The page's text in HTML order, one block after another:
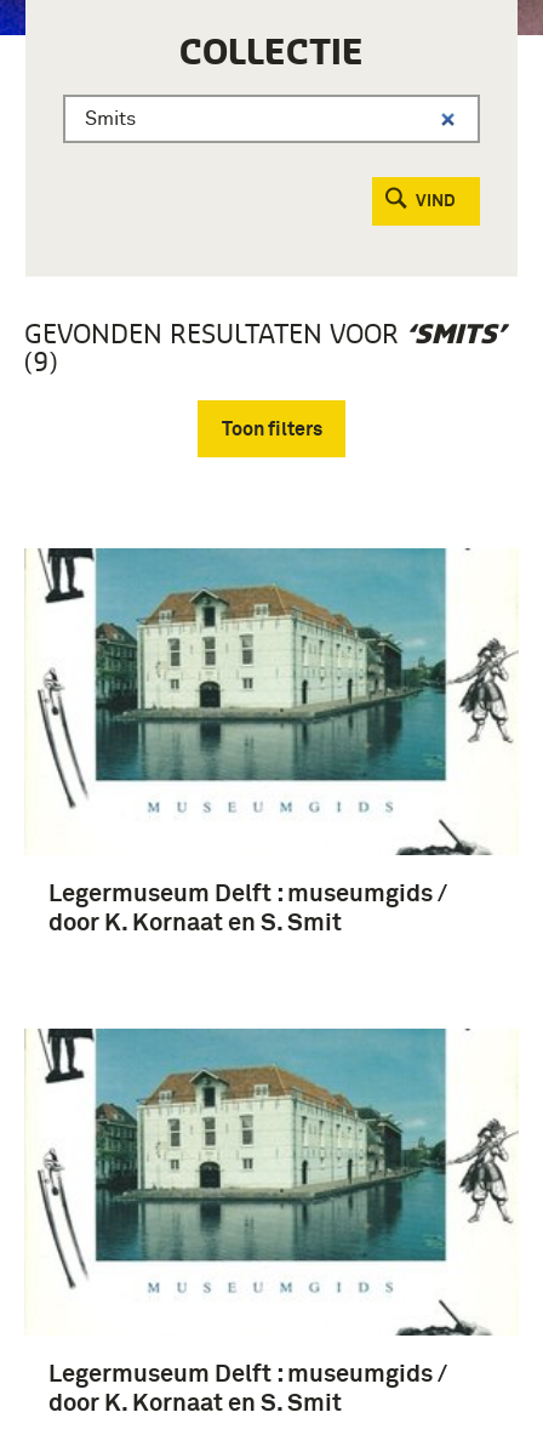
COLLECTIE
VIND
GEVONDEN RESULTATEN VOOR ‘SMITS’
(9)
Toon filters
boek (3)
Legermuseum Delft : museumgids /
door K. Kornaat en S. Smit
Legermuseum Delft : museumgids /
door K. Kornaat en S. Smit